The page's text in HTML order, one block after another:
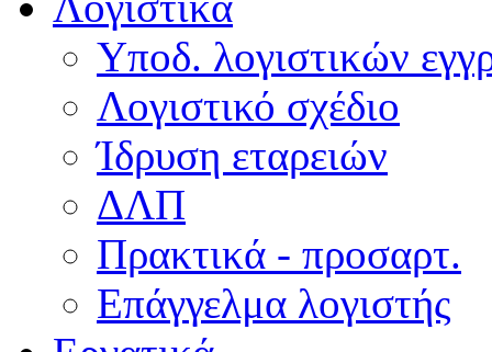
Υποδ. λογιστικών
Λογιστικό σχέδιο
Ίδρυση εταρειών
ΔΛΠ
Πρακτικά - προσαρτ.
Επάγγελμα λογιστής